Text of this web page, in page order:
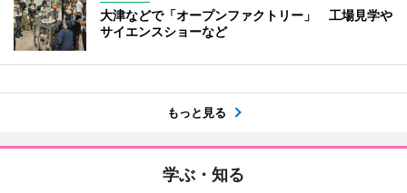
大津などで「オープンファクトリー」 工場見学や
サイエンスショーなど
もっと見る
学ぶ・知る